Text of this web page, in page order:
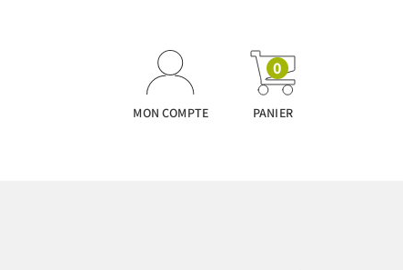
MON COMPTE
0
PANIER